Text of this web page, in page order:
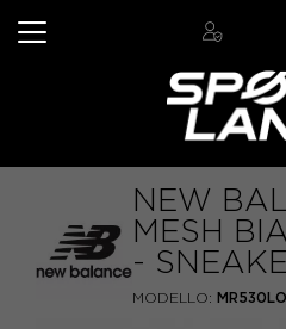
NEW
MESH
-
MODELLO: MR530LO